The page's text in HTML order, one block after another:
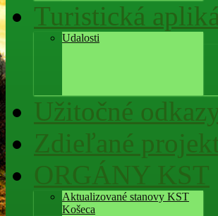
Turistická
Udalosti
Užitočné
Zdieľané
ORGÁNY KST
Aktualizované stanovy KST
Košeca